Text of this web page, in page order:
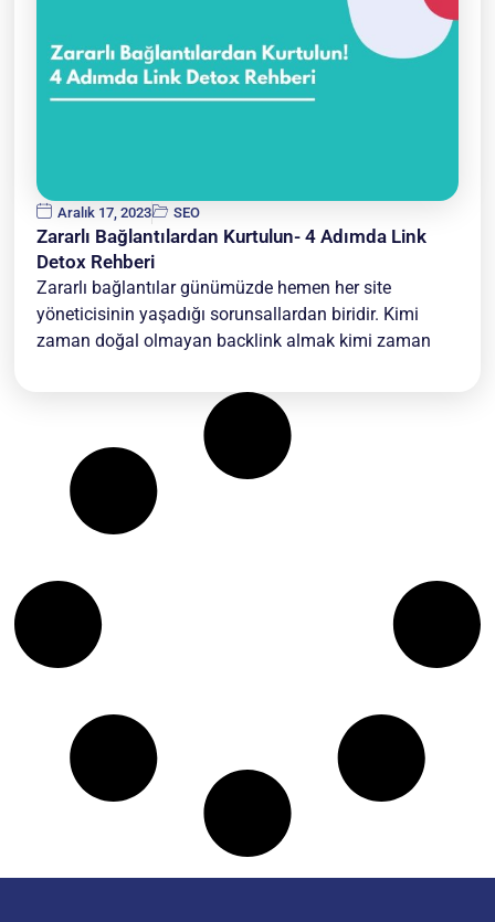
Aralık 17, 2023 SEO
Zararlı Bağlantılardan Kurtulun- 4 Adımda Link
Detox Rehberi
Zararlı bağlantılar günümüzde hemen her site
yöneticisinin yaşadığı sorunsallardan biridir. Kimi
zaman doğal olmayan backlink almak kimi zaman